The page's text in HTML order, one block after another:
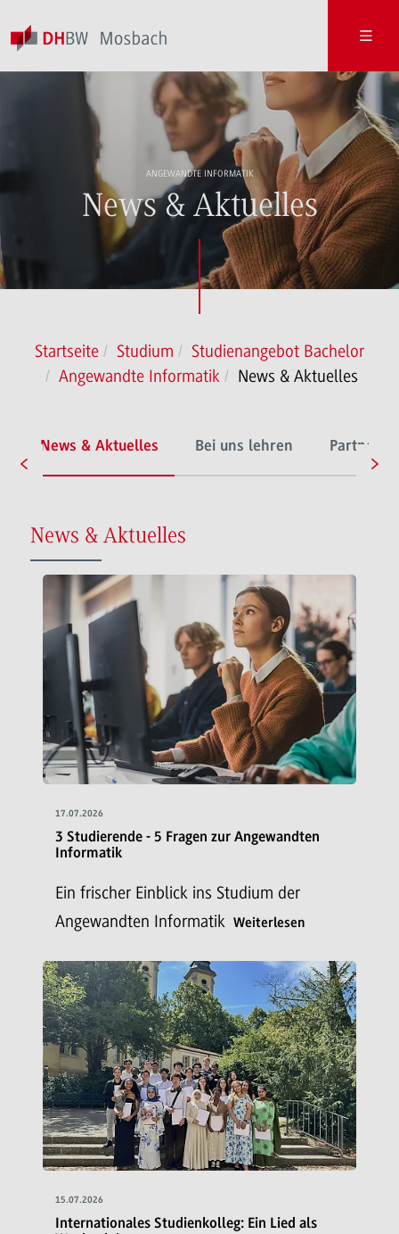
ANGEWANDTE INFORMATIK
News & Aktuelles
Startseite Studium
Studienangebot Bachelor
Angewandte Informatik
News & Aktuelles
News & Aktuelles Bei uns lehren
News & Aktuelles
17.07.2026
3 Studierende - 5 Fragen zur Angewandten
Informatik
Ein frischer Einblick ins Studium der
Angewandten Informatik Weiterlesen
15.07.2026
Internationales Studienkolleg: Ein Lied als